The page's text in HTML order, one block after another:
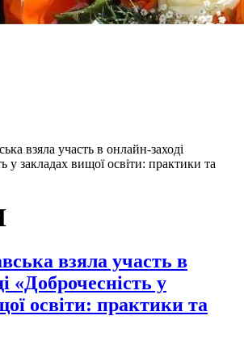
взяла участь в онлайн-заході
у закладах вищої освіти: практики та
взяла участь в
«Доброчесність у
освіти: практики та